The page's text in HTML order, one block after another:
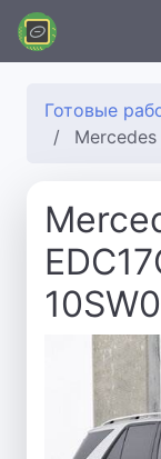
Готовые
Mercedes